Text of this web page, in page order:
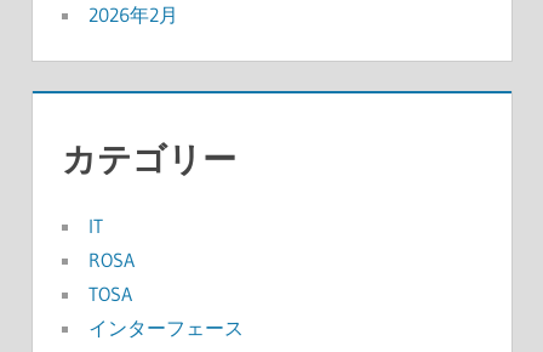
2026年2月
カテゴリー
IT
ROSA
TOSA
インターフェース